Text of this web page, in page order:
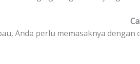
Anda perlu memasaknya dengan